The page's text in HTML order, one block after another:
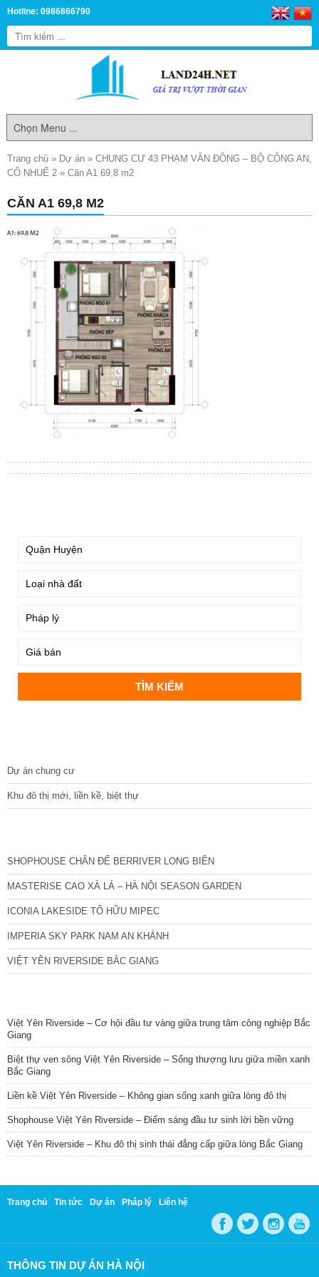
Hotline: 0986866790
Trang chủ » Dự án » CHUNG CƯ 43 PHẠM VĂN ĐỒNG – BỘ CÔNG AN,
CỔ NHUẾ 2 » Căn A1 69,8 m2
CĂN A1 69,8 M2
Dự án chung cư
Khu đô thị mới, liền kề, biệt thự
SHOPHOUSE CHÂN ĐẾ BERRIVER LONG BIÊN
MASTERISE CAO XÀ LÁ – HÀ NỘI SEASON GARDEN
ICONIA LAKESIDE TỐ HỮU MIPEC
IMPERIA SKY PARK NAM AN KHÁNH
VIỆT YÊN RIVERSIDE BẮC GIANG
Việt Yên Riverside – Cơ hội đầu tư vàng giữa trung tâm công nghiệp Bắc
Giang
Biệt thự ven sông Việt Yên Riverside – Sống thượng lưu giữa miền xanh
Bắc Giang
Liền kề Việt Yên Riverside – Không gian sống xanh giữa lòng đô thị
Shophouse Việt Yên Riverside – Điểm sáng đầu tư sinh lời bền vững
Việt Yên Riverside – Khu đô thị sinh thái đẳng cấp giữa lòng Bắc Giang
Trang chủ Tin tức Dự án Pháp lý Liên hệ
THÔNG TIN DỰ ÁN HÀ NỘI